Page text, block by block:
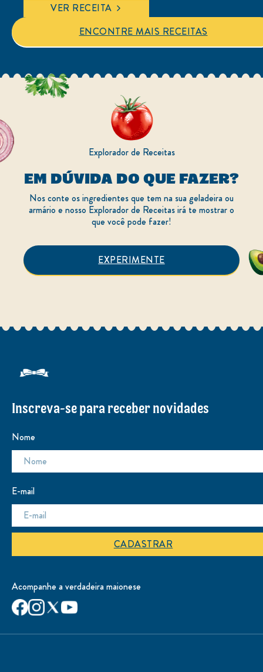
este
VER RECEITA
ENCONTRE MAIS RECEITAS
Explorador de Receitas
EM DÚVIDA DO QUE FAZER?
Nos conte os ingredientes que tem na sua geladeira ou
armário e nosso Explorador de Receitas irá te mostrar o
que você pode fazer!
EXPERIMENTE
Inscreva-se para receber novidades
Nome
E-mail
CADASTRAR
Acompanhe a verdadeira maionese